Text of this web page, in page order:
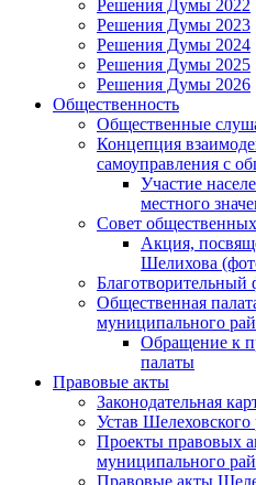
Решения Думы 2022
Решения Думы 2023
Решения Думы 2024
Решения Думы 2025
Решения Думы 2026
Общественность
Общественные
Концепция
самоуправления с
Участие
местного
Совет
Акция,
Шелихова
Общественная
муниципального
Обращение к
палаты
Правовые акты
Законодательная
Устав Шелеховского
Проекты правовых
муниципального
Правовые акты